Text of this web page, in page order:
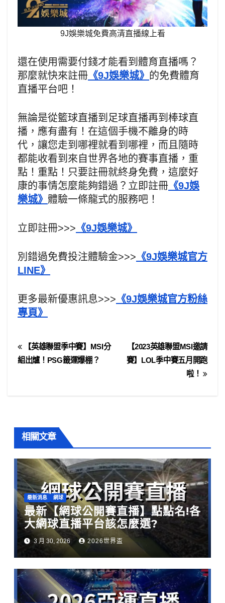
9J娛樂城免費高清直播線上看
還在使用需要付錢才能看到體育直播嗎？
那麼就快來註冊 《9J娛樂城》 的免費體育
直播平台吧！
無論是從籃球直播到足球直播再到棒球直
播，應有盡有！在這個手機不離身的時
代，讓您走到哪裡就看到哪裡，而且隨時
都能收看到來自世界各地的賽事直播，重
點！重點！只要註冊就終身免費，這麼好
康的事情怎麼能夠錯過？立即註冊 《9J娛
樂城》 體驗一條龍式的服務吧！
立即註冊>>> 《9J娛樂城》
別錯過免費投注體驗金>>> 《9J娛樂城官方
LINE》
更多最新優惠訊息>>> 《9J娛樂城官方粉絲
專頁》
【2023英雄聯盟MSI邀請
賽】LOL季中賽五月開跑
啦！
【英雄聯盟季中賽】MSI分
組出爐！PSG籤運爆棚？
相關文章
最新消息 網球
最新【網球公開賽直播】點點名!各
大網球直播平台該怎麼選?
3 月 30, 2026 2026世界盃